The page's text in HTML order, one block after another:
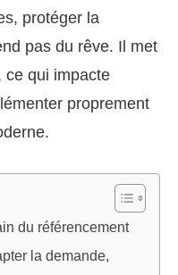
protéger la
pas du rêve. Il met
ce qui impacte
proprement
du référencement
la demande,